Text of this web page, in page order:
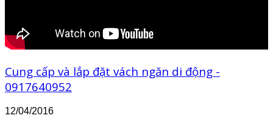
Cung cấp và lắp đặt vách ngăn di động -
0917640952
12/04/2016